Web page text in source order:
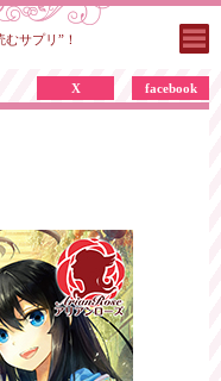
サプリ”！
X facebook